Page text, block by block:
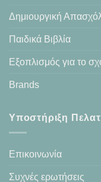
Δημιουργική
Παιδικά Βιβλία
Εξοπλισμός για το
Brands
Υποστήριξη
Επικοινωνία
Συχνές ερωτήσεις